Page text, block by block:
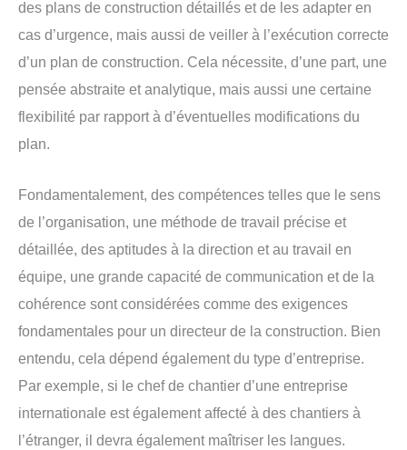
des plans de construction détaillés et de les adapter en
cas d’urgence, mais aussi de veiller à l’exécution correcte
d’un plan de construction. Cela nécessite, d’une part, une
pensée abstraite et analytique, mais aussi une certaine
flexibilité par rapport à d’éventuelles modifications du
plan.
Fondamentalement, des compétences telles que le sens
de l’organisation, une méthode de travail précise et
détaillée, des aptitudes à la direction et au travail en
équipe, une grande capacité de communication et de la
cohérence sont considérées comme des exigences
fondamentales pour un directeur de la construction. Bien
entendu, cela dépend également du type d’entreprise.
Par exemple, si le chef de chantier d’une entreprise
internationale est également affecté à des chantiers à
l’étranger, il devra également maîtriser les langues.